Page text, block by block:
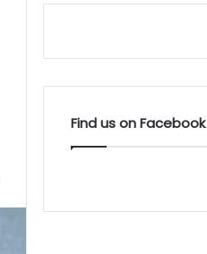
Find us on Facebook